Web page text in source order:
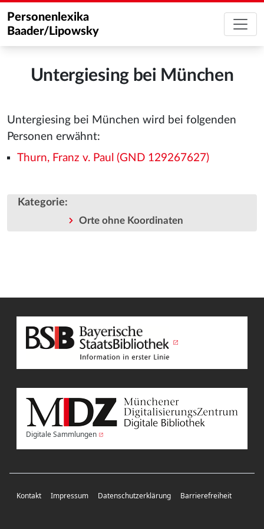
Personenlexika
Baader/Lipowsky
Untergiesing bei München
Untergiesing bei München wird bei folgenden
Personen erwähnt:
Thurn, Franz v. Paul (GND 129267627)
Kategorie:
Orte ohne Koordinaten
Digitale Sammlungen
Kontakt Impressum Datenschutzerklärung Barrierefreiheit